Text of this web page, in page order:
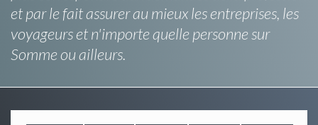
et par le fait assurer au mieux les entreprises, les
voyageurs et n'importe quelle personne sur
Somme ou ailleurs.